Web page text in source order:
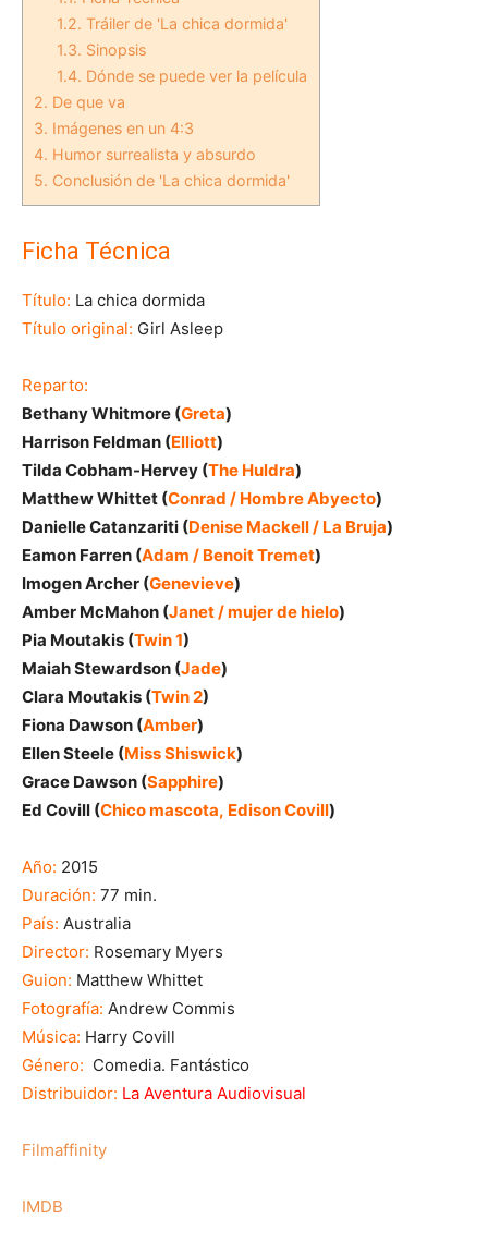
1.2. Tráiler de 'La chica dormida'
1.3. Sinopsis
1.4. Dónde se puede ver la película
2. De que va
3. Imágenes en un 4:3
4. Humor surrealista y absurdo
5. Conclusión de 'La chica dormida'
Ficha Técnica
Título: La chica dormida
Título original: Girl Asleep
Reparto:
Bethany Whitmore (Greta)
Harrison Feldman (Elliott)
Tilda Cobham-Hervey (The Huldra)
Matthew Whittet (Conrad / Hombre Abyecto)
Danielle Catanzariti (Denise Mackell / La Bruja)
Eamon Farren (Adam / Benoit Tremet)
Imogen Archer (Genevieve)
Amber McMahon (Janet / mujer de hielo)
Pia Moutakis (Twin 1)
Maiah Stewardson (Jade)
Clara Moutakis (Twin 2)
Fiona Dawson (Amber)
Ellen Steele (Miss Shiswick)
Grace Dawson (Sapphire)
Ed Covill (Chico mascota, Edison Covill)
Año: 2015
Duración: 77 min.
País: Australia
Director: Rosemary Myers
Guion: Matthew Whittet
Fotografía: Andrew Commis
Música: Harry Covill
Género: Comedia. Fantástico
Distribuidor: La Aventura Audiovisual
Filmaffinity
IMDB